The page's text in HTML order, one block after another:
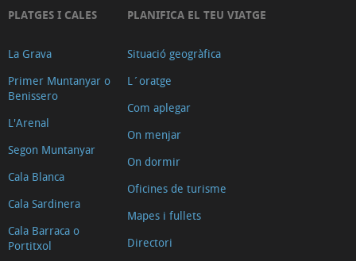
PLATGES I CALES
La Grava
Primer Muntanyar o
Benissero
L'Arenal
Segon Muntanyar
Cala Blanca
Cala Sardinera
Cala Barraca o
Portitxol
PLANIFICA EL TEU VIATGE
Situació geogràfica
L´oratge
Com aplegar
On menjar
On dormir
Oficines de turisme
Mapes i fullets
Directori